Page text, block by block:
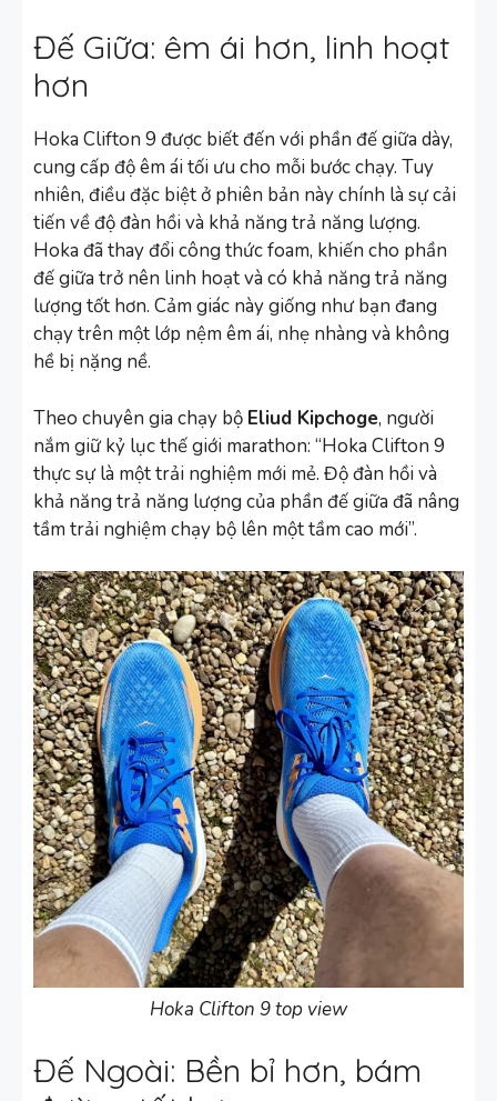
Đế Giữa: êm ái hơn, linh hoạt
hơn
Hoka Clifton 9 được biết đến với phần đế giữa dày,
cung cấp độ êm ái tối ưu cho mỗi bước chạy. Tuy
nhiên, điều đặc biệt ở phiên bản này chính là sự cải
tiến về độ đàn hồi và khả năng trả năng lượng.
Hoka đã thay đổi công thức foam, khiến cho phần
đế giữa trở nên linh hoạt và có khả năng trả năng
lượng tốt hơn. Cảm giác này giống như bạn đang
chạy trên một lớp nệm êm ái, nhẹ nhàng và không
hề bị nặng nề.
Theo chuyên gia chạy bộ Eliud Kipchoge, người
nắm giữ kỷ lục thế giới marathon: “Hoka Clifton 9
thực sự là một trải nghiệm mới mẻ. Độ đàn hồi và
khả năng trả năng lượng của phần đế giữa đã nâng
tầm trải nghiệm chạy bộ lên một tầm cao mới”.
Hoka Clifton 9 top view
Đế Ngoài: Bền bỉ hơn, bám